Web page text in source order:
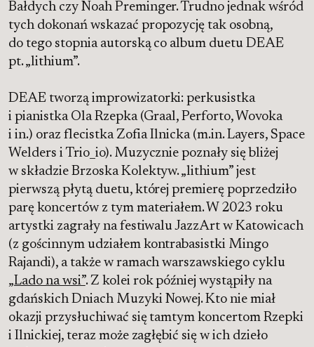
Bałdych czy Noah Preminger. Trudno jednak wśród
tych dokonań wskazać propozycję tak osobną,
do tego stopnia autorską co album duetu DEAE
pt. „lithium”.
DEAE tworzą improwizatorki: perkusistka
i pianistka Ola Rzepka (Graal, Perforto, Wovoka
i in.) oraz flecistka Zofia Ilnicka (m.in. Layers, Space
Welders i Trio_io). Muzycznie poznały się bliżej
w składzie Brzoska Kolektyw. „lithium” jest
pierwszą płytą duetu, której premierę poprzedziło
parę koncertów z tym materiałem. W 2023 roku
artystki zagrały na festiwalu JazzArt w Katowicach
(z gościnnym udziałem kontrabasistki Mingo
Rajandi), a także w ramach warszawskiego cyklu
„Lado na wsi”. Z kolei rok później wystąpiły na
gdańskich Dniach Muzyki Nowej. Kto nie miał
okazji przysłuchiwać się tamtym koncertom Rzepki
i Ilnickiej, teraz może zagłębić się w ich dzieło